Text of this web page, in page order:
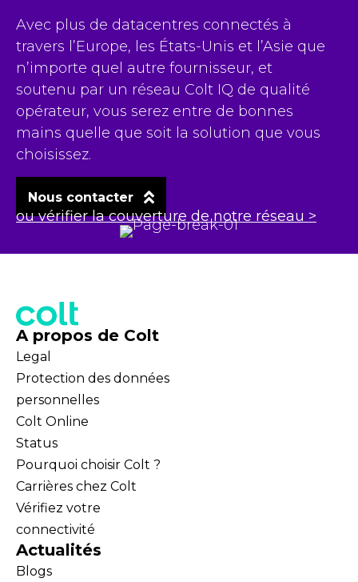
Avec plus de datacentres connectés à
travers l’Europe, les États-Unis et l’Asie que
n’importe quel autre fournisseur, et
soutenu par un réseau Colt IQ de qualité
opérateur, vous serez entre de bonnes
mains quelle que soit la solution que vous
choisissez.
Nous contacter
ou vérifier la couverture de notre réseau >
A propos de Colt
Legal
Protection des données
personnelles
Colt Online
Status
Pourquoi choisir Colt ?
Carrières chez Colt
Vérifiez votre
connectivité
Actualités
Blogs